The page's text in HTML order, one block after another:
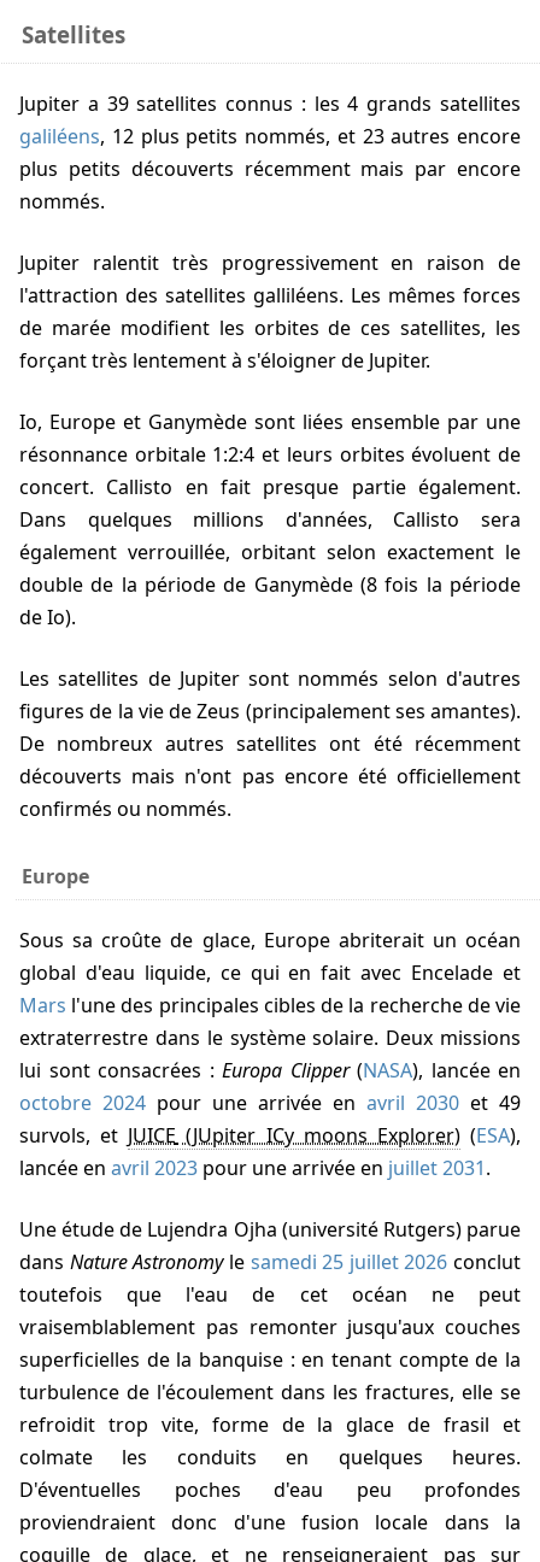
Satellites
Jupiter a 39 satellites connus : les 4 grands satellites
galiléens, 12 plus petits nommés, et 23 autres encore
plus petits découverts récemment mais par encore
nommés.
Jupiter ralentit très progressivement en raison de
l'attraction des satellites galliléens. Les mêmes forces
de marée modifient les orbites de ces satellites, les
forçant très lentement à s'éloigner de Jupiter.
Io, Europe et Ganymède sont liées ensemble par une
résonnance orbitale 1:2:4 et leurs orbites évoluent de
concert. Callisto en fait presque partie également.
Dans quelques millions d'années, Callisto sera
également verrouillée, orbitant selon exactement le
double de la période de Ganymède (8 fois la période
de Io).
Les satellites de Jupiter sont nommés selon d'autres
figures de la vie de Zeus (principalement ses amantes).
De nombreux autres satellites ont été récemment
découverts mais n'ont pas encore été officiellement
confirmés ou nommés.
Europe
Sous sa croûte de glace, Europe abriterait un océan
global d'eau liquide, ce qui en fait avec Encelade et
Mars l'une des principales cibles de la recherche de vie
extraterrestre dans le système solaire. Deux missions
lui sont consacrées : Europa Clipper(NASA), lancée en
octobre 2024 pour une arrivée en avril 2030 et 49
survols, et JUICE (ESA),
lancée en avril 2023 pour une arrivée en juillet 2031.
Une étude de Lujendra Ojha (université Rutgers) parue
dans Nature Astronomyle samedi 25 juillet 2026 conclut
toutefois que l'eau de cet océan ne peut
vraisemblablement pas remonter jusqu'aux couches
superficielles de la banquise : en tenant compte de la
turbulence de l'écoulement dans les fractures, elle se
refroidit trop vite, forme de la glace de frasil et
colmate les conduits en quelques heures.
D'éventuelles poches d'eau peu profondes
proviendraient donc d'une fusion locale dans la
coquille de glace, et ne renseigneraient pas sur